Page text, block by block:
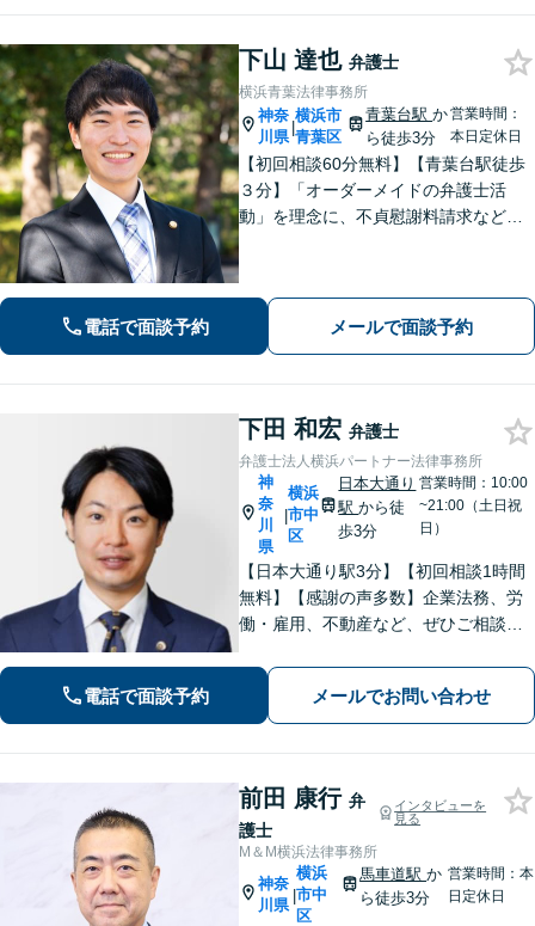
応】
下山 達也 弁護士
横浜青葉法律事務所
神奈
川県
|
横浜市
青葉区
青葉台駅か
ら徒歩3分
営業時間：
本日定休日
【初回相談60分無料】【青葉台駅徒歩
３分】「オーダーメイドの弁護士活
動」を理念に、不貞慰謝料請求などの
とりに最適な解決策をご提案。借金・
債務整理は何度でも相談無料【夜間・
土日相談可】
電話で面談予約 メールで面談予約
下田 和宏 弁護士
弁護士法人横浜パートナー法律事務所
神
奈
川
県
|
横浜
市中
区
日本大通り
駅から徒
歩3分
営業時間：10:00
~21:00（土日祝
日）
【日本大通り駅3分】【初回相談1時間
無料】【感謝の声多数】企業法務、労
働・雇用、不動産など、ぜひご相談く
ーガルサービスの提供を心がけており
ます。お困りの場合は、ぜひご相談く
ださい。【休日・夜間面談可】【電話
相談可】
電話で面談予約 メールでお問い合わせ
前田 康行 弁
護士
インタビューを
見る
M＆M横浜法律事務所
神奈
川県
|
横浜
市中
区
馬車道駅か
ら徒歩3分
営業時間：本
日定休日